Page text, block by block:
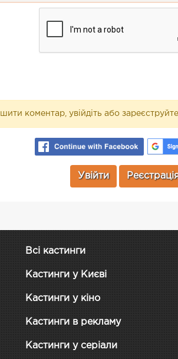
коментар, увійдіть або
Увійти
Всі кастинги
Кастинги у Києві
Кастинги у кіно
Кастинги в рекламу
Кастинги у серіали